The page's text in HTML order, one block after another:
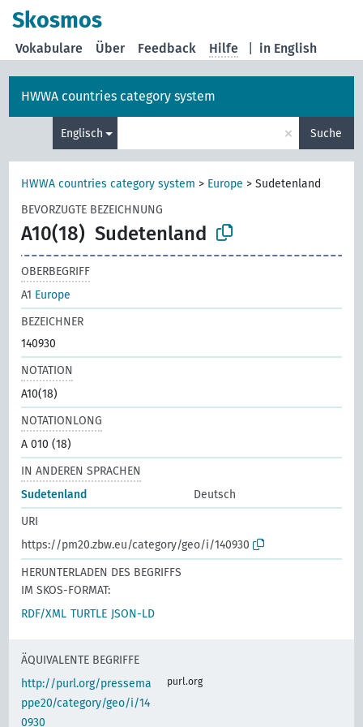
Skosmos
in English
Vokabulare Über Feedback Hilfe
HWWA countries category system
Englisch × Suche
HWWA countries category system > Europe >Sudetenland
BEVORZUGTE BEZEICHNUNG
A10(18) Sudetenland
OBERBEGRIFF
A1 Europe
BEZEICHNER
140930
NOTATION
A10(18)
NOTATIONLONG
A 010 (18)
IN ANDEREN SPRACHEN
Sudetenland
Deutsch
URI
https://pm20.zbw.eu/category/geo/i/140930
HERUNTERLADEN DES BEGRIFFS
IM SKOS-FORMAT:
RDF/XML TURTLE JSON-LD
ÄQUIVALENTE BEGRIFFE
http://purl.org/pressema
ppe20/category/geo/i/14
0930
purl.org